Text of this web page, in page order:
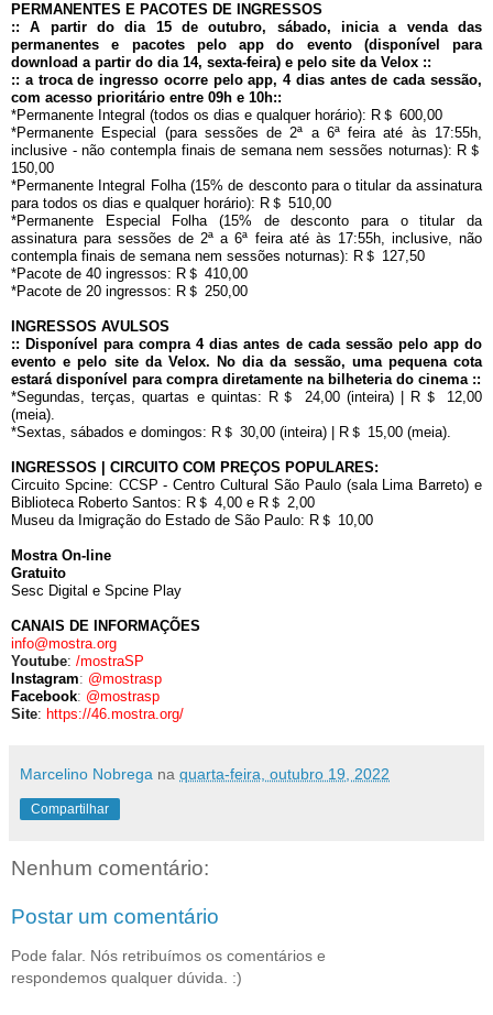
PERMANENTES E PACOTES DE INGRESSOS
:: A partir do dia 15 de outubro, sábado, inicia a venda das
permanentes e pacotes pelo app do evento (disponível para
download a partir do dia 14, sexta-feira) e pelo site da Velox ::
:: a troca de ingresso ocorre pelo app, 4 dias antes de cada sessão,
com acesso prioritário entre 09h e 10h::
*Permanente Integral (todos os dias e qualquer horário): R＄ 600,00
*Permanente Especial (para sessões de 2ª a 6ª feira até às 17:55h,
inclusive - não contempla finais de semana nem sessões noturnas): R＄
150,00
*Permanente Integral Folha (15% de desconto para o titular da assinatura
para todos os dias e qualquer horário): R＄ 510,00
*Permanente Especial Folha (15% de desconto para o titular da
assinatura para sessões de 2ª a 6ª feira até às 17:55h, inclusive, não
contempla finais de semana nem sessões noturnas): R＄ 127,50
*Pacote de 40 ingressos: R＄ 410,00
*Pacote de 20 ingressos: R＄ 250,00
INGRESSOS AVULSOS
:: Disponível para compra 4 dias antes de cada sessão pelo app do
evento e pelo site da Velox. No dia da sessão, uma pequena cota
estará disponível para compra diretamente na bilheteria do cinema ::
*Segundas, terças, quartas e quintas: R＄ 24,00 (inteira) | R＄ 12,00
(meia).
*Sextas, sábados e domingos: R＄ 30,00 (inteira) | R＄ 15,00 (meia).
INGRESSOS | CIRCUITO COM PREÇOS POPULARES:
Circuito Spcine: CCSP - Centro Cultural São Paulo (sala Lima Barreto) e
Biblioteca Roberto Santos: R＄ 4,00 e R＄ 2,00
Museu da Imigração do Estado de São Paulo: R＄ 10,00
Mostra On-line
Gratuito
Sesc Digital e Spcine Play
CANAIS DE INFORMAÇÕES
info@mostra.org
Youtube: /mostraSP
Instagram: @mostrasp
Facebook: @mostrasp
Site: https://46.mostra.org/
Marcelino Nobrega na quarta-feira, outubro 19, 2022
Compartilhar
Nenhum comentário:
Postar um comentário
Pode falar. Nós retribuímos os comentários e
respondemos qualquer dúvida. :)